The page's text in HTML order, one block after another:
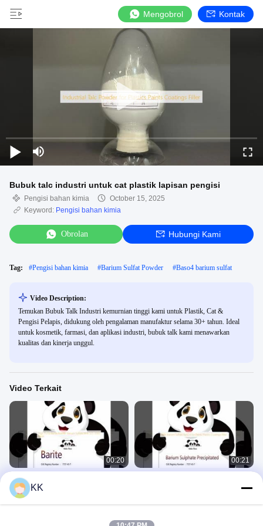
Mengobrol Kontak
Bubuk talc industri untuk cat plastik lapisan pengisi
Pengisi bahan kimia
October 15, 2025
Keyword: Pengisi bahan kimia
Obrolan Hubungi Kami
Tag: #Pengisi bahan kimia #Barium Sulfat Powder #Baso4 barium sulfat
Video Description:
Temukan Bubuk Talk Industri kemurnian tinggi kami untuk Plastik, Cat &
Pengisi Pelapis, didukung oleh pengalaman manufaktur selama 30+ tahun. Ideal
untuk kosmetik, farmasi, dan aplikasi industri, bubuk talk kami menawarkan
kualitas dan kinerja unggul.
Video Terkait
00:20
Bubuk Barit Kemurnian Tinggi
Barium Sulfat 96% 325-3000 Mesh
Pengisi Bahan Kimia
00:21
KK